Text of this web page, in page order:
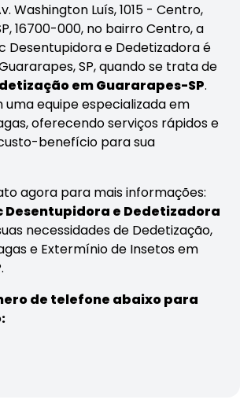
Washington Luís, 1015 - Centro,
16700-000, no bairro Centro, a
Desentupidora e Dedetizadora é
SP, quando se trata de
em Guararapes-SP.
equipe especializada em
oferecendo serviços rápidos e
benefício para sua
agora para mais informações:
Desentupidora e Dedetizadora
necessidades de Dedetização,
e Extermínio de Insetos em
de telefone abaixo para